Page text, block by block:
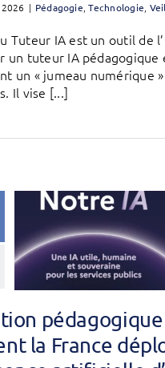
| Pédagogie ,Technologie
Tuteur IA est un outil de
un tuteur IA pédagogique
un « jumeau numérique
Il vise [...]
pédagogique
la France